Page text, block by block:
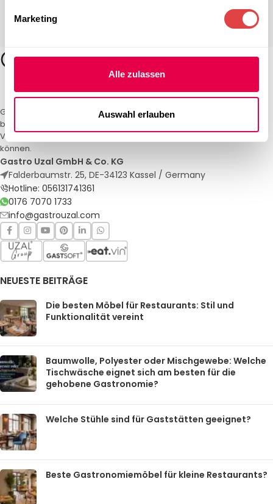
Marketing
Alle zulassen
Auswahl erlauben
Gastro Uzal – Ihr Spezialist für Gastronomiemöbel und -textilien. Wir
bieten maßgeschneiderte Lösungen für Restaurants, Hotels und
Veranstaltungen. Qualität und Service, auf die Sie sich verlassen
können.
Gastro Uzal GmbH & Co. KG
Falderbaumstr. 25, DE-34123 Kassel / Germany
Hotline: 056131741361
0176 7070 1733
info@gastrouzal.com
NEUESTE BEITRÄGE
Die besten Möbel für Restaurants: Stil und
Funktionalität vereint
Baumwolle, Polyester oder Mischgewebe: Welche
Tischwäsche eignet sich am besten für die
gehobene Gastronomie?
Welche Stühle sind für Gaststätten geeignet?
Beste Gastronomiemöbel für kleine Restaurants?